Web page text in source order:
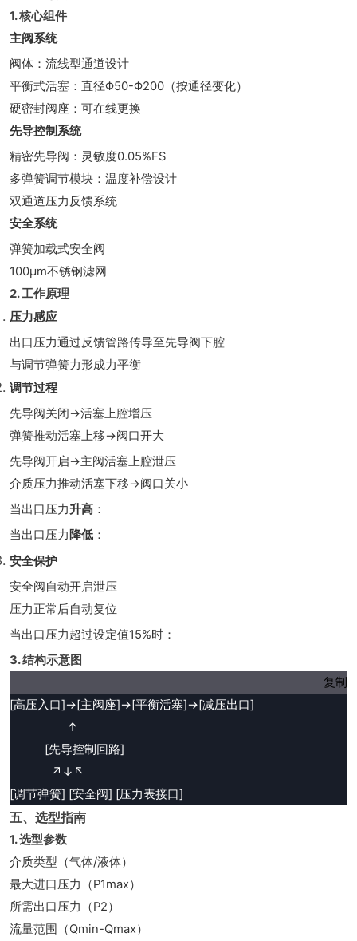
1. 核心组件
主阀系统
阀体：流线型通道设计
平衡式活塞：直径Φ50-Φ200（按通径变化）
硬密封阀座：可在线更换
先导控制系统
精密先导阀：灵敏度0.05%FS
多弹簧调节模块：温度补偿设计
双通道压力反馈系统
安全系统
弹簧加载式安全阀
100μm不锈钢滤网
2. 工作原理
压力感应
出口压力通过反馈管路传导至先导阀下腔
与调节弹簧力形成力平衡
调节过程
先导阀关闭→活塞上腔增压
弹簧推动活塞上移→阀口开大
先导阀开启→主阀活塞上腔泄压
介质压力推动活塞下移→阀口关小
当出口压力升高 ：
当出口压力 降低 ：
安全保护
安全阀自动开启泄压
压力正常后自动复位
当出口压力超过设定值15%时：
3. 结构示意图
复制
[高压入口]→[主阀座]→[平衡活塞]→[减压出口]
↑
[先导控制回路]
↗↓↖
[调节弹簧] [安全阀] [压力表接口]
五、选型指南
1. 选型参数
介质类型（气体/液体）
最大进口压力（P1max）
所需出口压力（P2）
流量范围（Qmin-Qmax）